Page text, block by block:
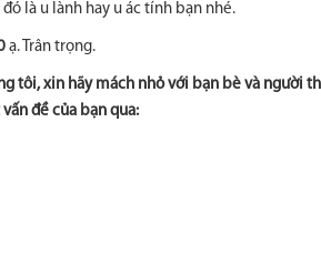
là u lành hay u ác tính bạn nhé.
ạ. Trân trọng.
tôi, xin hãy mách nhỏ với bạn bè và người
đề của bạn qua: